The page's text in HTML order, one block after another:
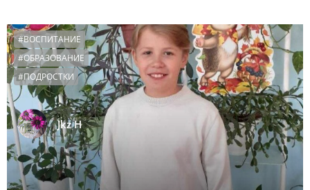
Jkz H
#ВОСПИТАНИЕ
#ОБРАЗОВАНИЕ
#ПОДРОСТКИ